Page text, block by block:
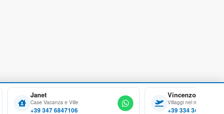
Janet
Case Vacanza e Ville
+39 347 6847106
Vincenzo
Villaggi nel mondo
+39 334 3486162